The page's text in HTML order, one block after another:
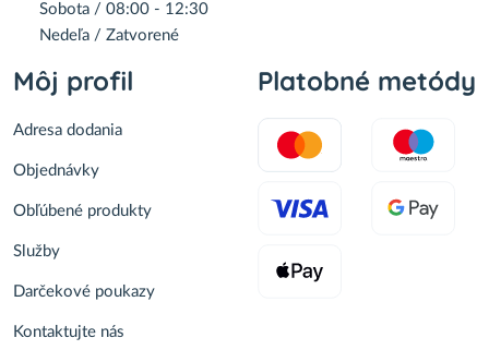
Sobota / 08:00 - 12:30
Nedeľa / Zatvorené
Môj profil
Adresa dodania
Objednávky
Obľúbené produkty
Služby
Darčekové poukazy
Kontaktujte nás
Platobné metódy